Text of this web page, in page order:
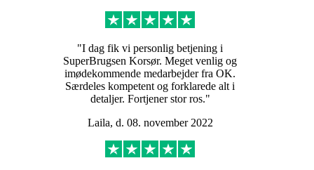
"I dag fik vi personlig betjening i
SuperBrugsen Korsør. Meget venlig og
imødekommende medarbejder fra OK.
Særdeles kompetent og forklarede alt i
detaljer. Fortjener stor ros."
Laila, d. 08. november 2022